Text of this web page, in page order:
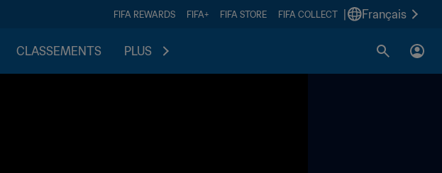
FIFA REWARDS FIFA+ FIFA STORE FIFA COLLECT Français
CLASSEMENTS PLUS